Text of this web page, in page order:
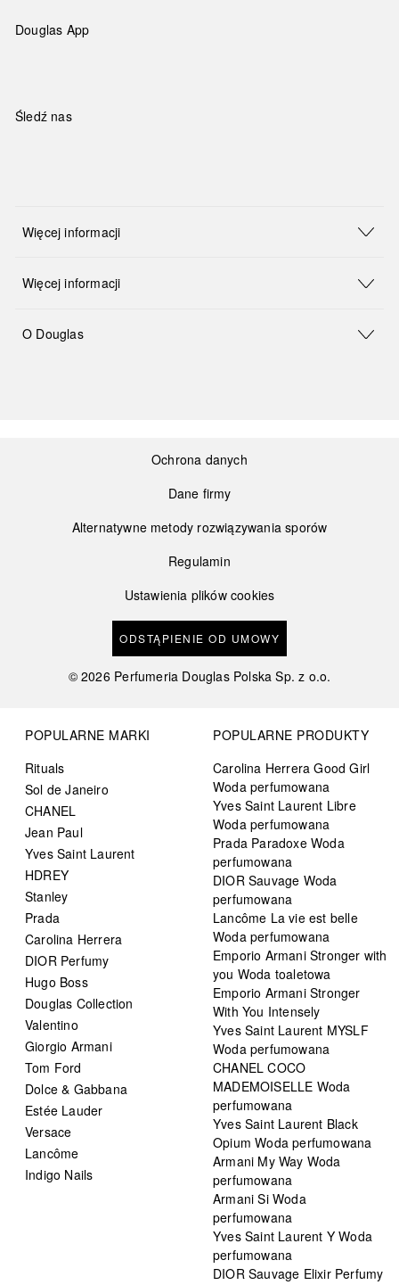
Douglas App
Śledź nas
Więcej informacji
Więcej informacji
O Douglas
Ochrona danych
Dane firmy
Alternatywne metody rozwiązywania sporów
Regulamin
Ustawienia plików cookies
ODSTĄPIENIE OD UMOWY
©2026 Perfumeria Douglas Polska Sp. z o.o.
POPULARNE MARKI
Rituals
Sol de Janeiro
CHANEL
Jean Paul
Yves Saint Laurent
HDREY
Stanley
Prada
Carolina Herrera
DIOR Perfumy
Hugo Boss
Douglas Collection
Valentino
Giorgio Armani
Tom Ford
Dolce & Gabbana
Estée Lauder
Versace
Lancôme
Indigo Nails
POPULARNE PRODUKTY
Carolina Herrera Good Girl
Woda perfumowana
Yves Saint Laurent Libre
Woda perfumowana
Prada Paradoxe Woda
perfumowana
DIOR Sauvage Woda
perfumowana
Lancôme La vie est belle
Woda perfumowana
Emporio Armani Stronger with
you Woda toaletowa
Emporio Armani Stronger
With You Intensely
Yves Saint Laurent MYSLF
Woda perfumowana
CHANEL COCO
MADEMOISELLE Woda
perfumowana
Yves Saint Laurent Black
Opium Woda perfumowana
Armani My Way Woda
perfumowana
Armani Si Woda
perfumowana
Yves Saint Laurent Y Woda
perfumowana
DIOR Sauvage Elixir Perfumy